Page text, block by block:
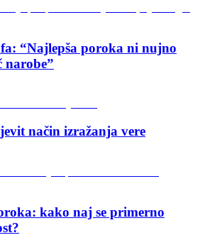
“Najlepša poroka ni nujno
narobe”
način izražanja vere
kako naj se primerno